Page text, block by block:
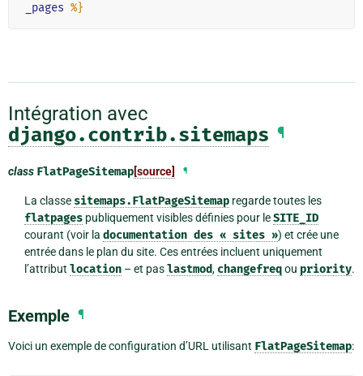
_pages %}
Intégration avec
django.contrib.sitemaps ¶
class FlatPageSitemap[source] ¶
La classe sitemaps.FlatPageSitemapregarde toutes les
flatpagespubliquement visibles définies pour leSITE_ID
courant (voir la documentation des « sites ») et crée une
entrée dans le plan du site. Ces entrées incluent uniquement
l’attribut location– et paslastmod, changefreqou priority.
Exemple ¶
Voici un exemple de configuration d’URL utilisant FlatPageSitemap: